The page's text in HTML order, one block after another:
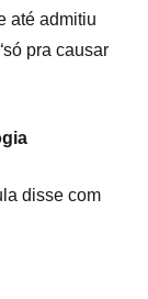
até admitiu
pra causar
disse com